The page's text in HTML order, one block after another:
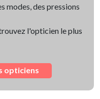
modes, des pressions
l'opticien le plus
opticiens